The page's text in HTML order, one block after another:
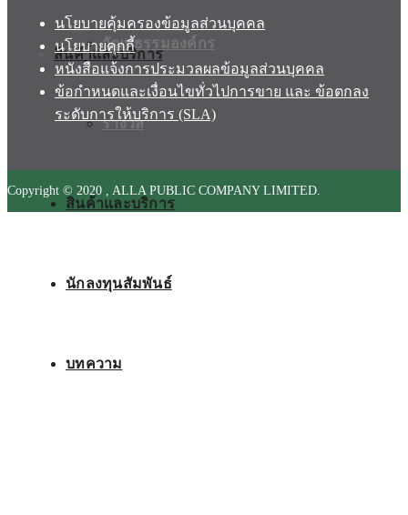
วัฒนธรรมองค์กร
รางวัล
สินค้าและบริการ
นักลงทุนสัมพันธ์
บทความ
สินค้าและบริการ
นโยบายคุ้มครองข้อมูลส่วนบุคคล
นโยบายคุกกี้
หนังสือแจ้งการประมวลผลข้อมูลส่วนบุคคล
ข้อกำหนดและเงื่อนไขทั่วไปการขาย และ ข้อตกลง
ระดับการให้บริการ (SLA)
Copyright © 2020 , ALLA PUBLIC COMPANY LIMITED.